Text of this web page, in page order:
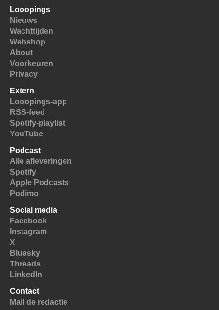
Looopings
Nieuws
Wachttijden
Webshop
About
Voorkeuren
Privacy
Extern
Looopings-app
RSS-feed
Spotify-playlist
YouTube
Podcast
Alle afleveringen
Spotify
Apple Podcasts
Podimo
Social media
Facebook
Instagram
X
Bluesky
Threads
LinkedIn
Contact
Mail de redactie